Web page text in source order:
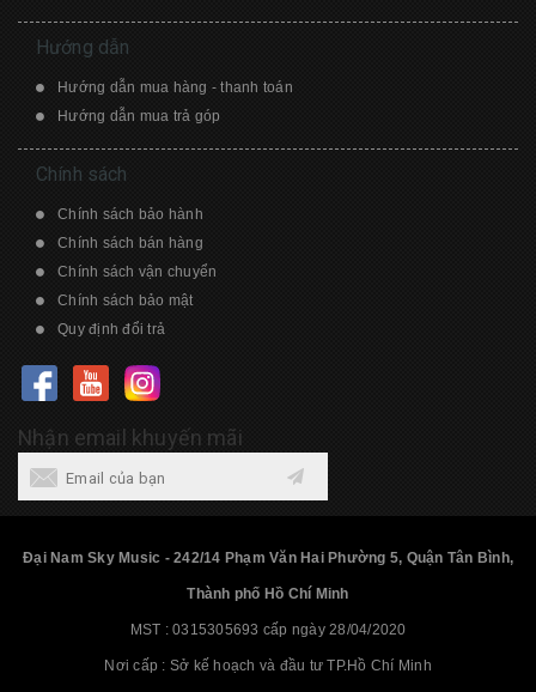
Hướng dẫn
Hướng dẫn mua hàng - thanh toán
Hướng dẫn mua trả góp
Chính sách
Chính sách bảo hành
Chính sách bán hàng
Chính sách vận chuyển
Chính sách bảo mật
Quy định đổi trả
Nhận email khuyến mãi
Đại Nam Sky Music - 242/14 Phạm Văn Hai Phường 5, Quận Tân Bình,
Thành phố Hồ Chí Minh
MST : 0315305693 cấp ngày 28/04/2020
Nơi cấp : Sở kế hoạch và đầu tư TP.Hồ Chí Minh